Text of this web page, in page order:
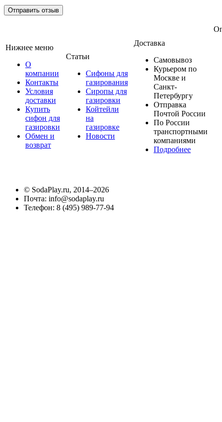
Отправить отзыв
Нижнее меню
О
компании
Контакты
Условия
доставки
Купить
сифон для
газировки
Обмен и
возврат
Статьи
Сифоны для
газирования
Сиропы для
газировки
Койтейли
на
газировке
Новости
Доставка
Самовывоз
Курьером по
Москве и
Санкт-
Петербургу
Отправка
Почтой России
По России
транспортными
компаниями
Подробнее
© SodaPlay.ru, 2014–2026
Почта: info@sodaplay.ru
Телефон: 8 (495) 989-77-94